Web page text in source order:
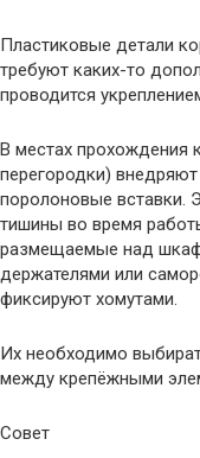
Пластиковые детали
требуют каких-то
проводится
В местах прохождения
перегородки)
поролоновые вставки.
тишины во время
размещаемые над
держателями или
фиксируют хомутами.
Их необходимо
между крепёжными
Совет